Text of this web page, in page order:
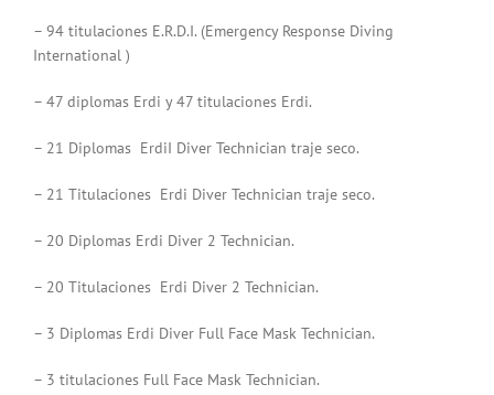
– 94 titulaciones E.R.D.I. (Emergency Response Diving
International )
– 47 diplomas Erdi y 47 titulaciones Erdi.
– 21 Diplomas ErdiI Diver Technician traje seco.
– 21 Titulaciones Erdi Diver Technician traje seco.
– 20 Diplomas Erdi Diver 2 Technician.
– 20 Titulaciones Erdi Diver 2 Technician.
– 3 Diplomas Erdi Diver Full Face Mask Technician.
– 3 titulaciones Full Face Mask Technician.